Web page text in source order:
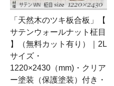
「天然木のツキ板合板」【
サテンウォールナット柾目
】（無料カット有り）｜2L
サイズ・
1220×2430（mm)・クリア
ー塗装（保護塗装）付き・